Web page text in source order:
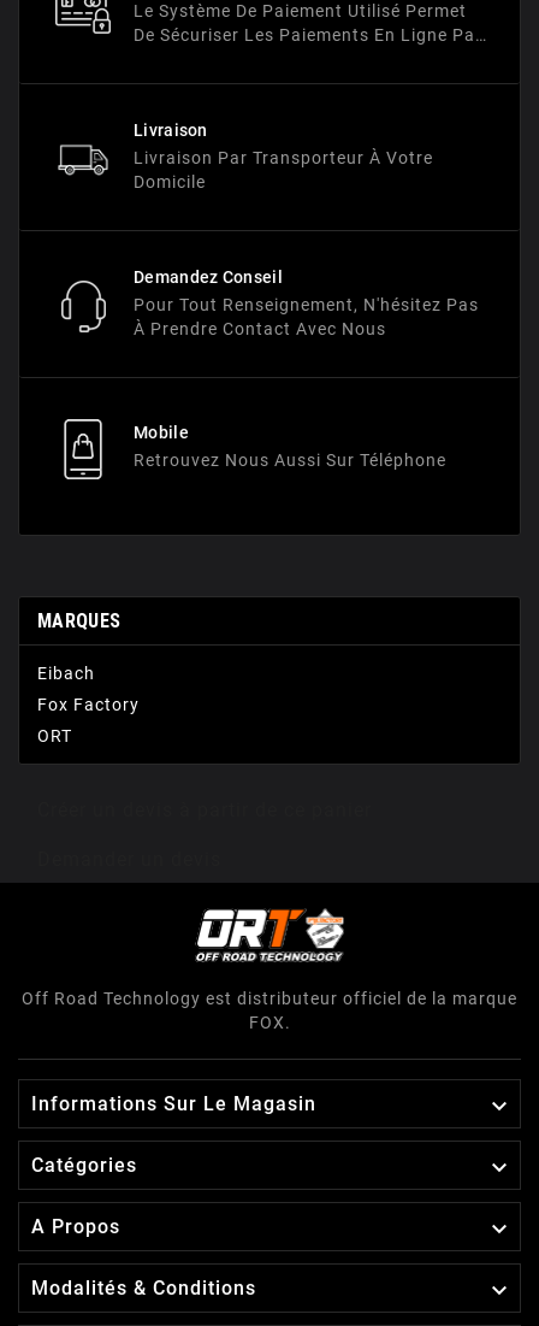
Le Système De Paiement Utilisé Permet
De Sécuriser Les Paiements En Ligne Par
Bancaires.
Livraison
Livraison Par Transporteur À Votre
Domicile
Demandez Conseil
Pour Tout Renseignement, N'hésitez Pas
À Prendre Contact Avec Nous
Mobile
Retrouvez Nous Aussi Sur Téléphone
MARQUES
Eibach
Fox Factory
ORT
Off Road Technology est distributeur officiel de la marque
FOX.
Informations Sur Le Magasin 
Catégories 
A Propos 
Modalités & Conditions 